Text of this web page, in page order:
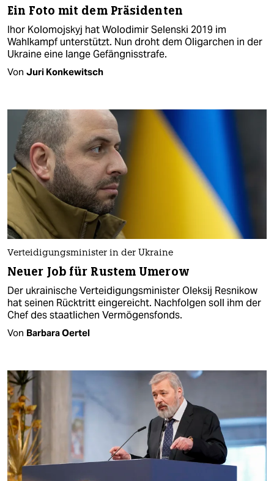
Ein Foto mit dem Präsidenten
Ihor Kolomojskyj hat Wolodimir Selenski 2019 im
Wahlkampf unterstützt. Nun droht dem Oligarchen in der
Ukraine eine lange Gefängnisstrafe.
Von Juri Konkewitsch
Verteidigungsminister in der Ukraine
Neuer Job für Rustem Umerow
Der ukrainische Verteidigungsminister Oleksij Resnikow
hat seinen Rücktritt eingereicht. Nachfolgen soll ihm der
Chef des staatlichen Vermögensfonds.
Von Barbara Oertel